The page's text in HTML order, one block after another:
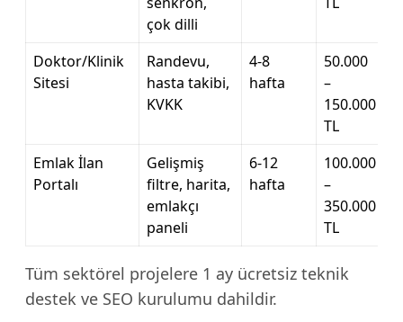
çok dilli
Doktor/Klinik
Sitesi
Randevu,
hasta takibi,
KVKK
4-8
hafta
50.000
–
150.000
TL
Emlak İlan
Portalı
Gelişmiş
filtre, harita,
emlakçı
paneli
6-12
hafta
100.000
–
350.000
TL
Tüm sektörel projelere 1 ay ücretsiz teknik
destek ve SEO kurulumu dahildir.